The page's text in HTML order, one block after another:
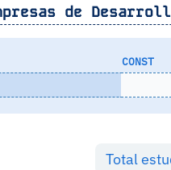
de
CONST
Total